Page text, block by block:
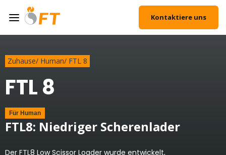
Kontaktiere uns
Zuhause/ Human/ FTL 8
FTL 8
Für Human
FTL8: Niedriger Scherenlader
Der FTL8 Low Scissor Loader wurde entwickelt,